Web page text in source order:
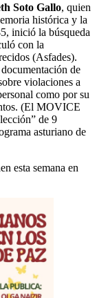
Soto Gallo, quien
histórica y la
inició la búsqueda
con la
(Asfades).
de
violaciones a
como por su
(El MOVICE
de 9
asturiano de
esta semana en